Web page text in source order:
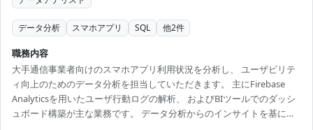
データ分析 スマホアプリ SQL 他2件
職務内容
大手通信事業者向けのスマホアプリ利用状況を分析し、 ユーザビリテ
ィ向上のためのデータ分析を担当していただきます。 主にFirebase
Analyticsを用いたユーザ行動ログの解析、 およびBIツールでのダッシ
ュボード構築が主な業務です。 データ分析からのインサイトを基に、